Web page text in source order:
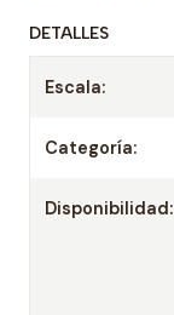
DETALLES
Escala:
Categoría:
Disponibilidad: